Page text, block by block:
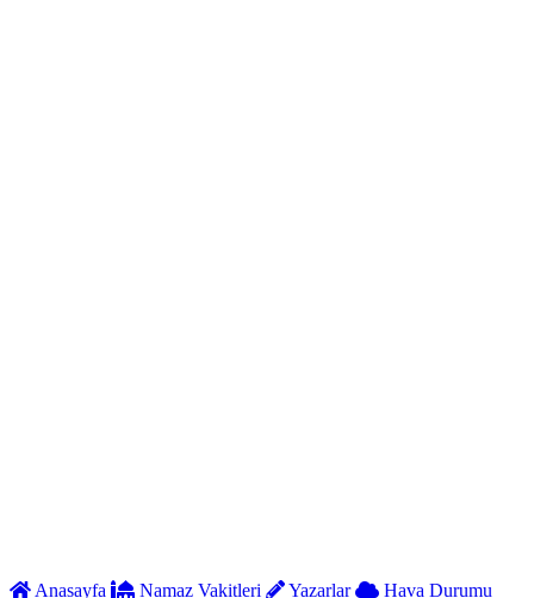
Anasayfa Namaz Vakitleri Yazarlar Hava Durumu